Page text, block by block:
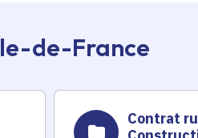
de-France
Contrat